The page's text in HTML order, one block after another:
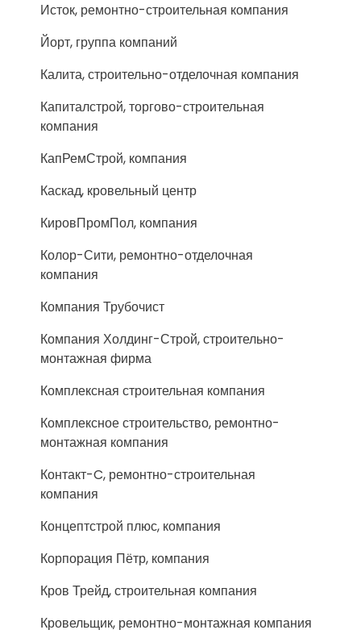
Исток, ремонтно-строительная компания
Йорт, группа компаний
Калита, строительно-отделочная компания
Капиталстрой, торгово-строительная
компания
КапРемСтрой, компания
Каскад, кровельный центр
КировПромПол, компания
Колор-Сити, ремонтно-отделочная
компания
Компания Трубочист
Компания Холдинг-Строй, строительно-
монтажная фирма
Комплексная строительная компания
Комплексное строительство, ремонтно-
монтажная компания
Контакт-C, ремонтно-строительная
компания
Концептстрой плюс, компания
Корпорация Пётр, компания
Кров Трейд, строительная компания
Кровельщик, ремонтно-монтажная компания